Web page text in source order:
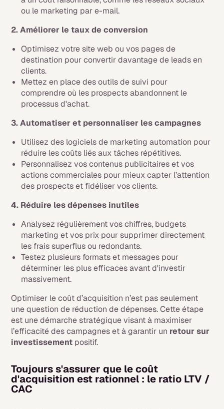
ou le marketing par e-mail.
2. Améliorer le taux de conversion
Optimisez votre site web ou vos pages de
destination pour convertir davantage de leads en
clients.
Mettez en place des outils de suivi pour
comprendre où les prospects abandonnent le
processus d'achat.
3. Automatiser et personnaliser les campagnes
Utilisez des logiciels de marketing automation pour
réduire les coûts liés aux tâches répétitives.
Personnalisez vos contenus publicitaires et vos
actions commerciales pour mieux capter l’attention
des prospects et fidéliser vos clients.
4. Réduire les dépenses inutiles
Analysez régulièrement vos chiffres, budgets
marketing et vos prix pour supprimer directement
les frais superflus ou redondants.
Testez plusieurs formats et messages pour
déterminer les plus efficaces avant d'investir
massivement.
Optimiser le coût d’acquisition n’est pas seulement
une question de réduction de dépenses. Cette étape
est une démarche stratégique visant à maximiser
l’efficacité des campagnes et à garantir un retour sur
investissement positif.
Toujours s'assurer que le coût
d'acquisition est rationnel : le ratio LTV /
CAC